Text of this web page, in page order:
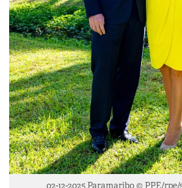
02-12-2025 Paramaribo © PPE/